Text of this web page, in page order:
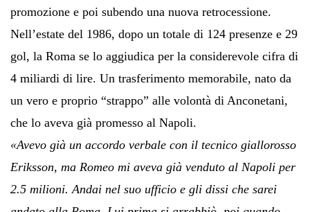
promozione e poi subendo una nuova retrocessione.
Nell’estate del 1986, dopo un totale di 124 presenze e 29
gol, la Roma se lo aggiudica per la considerevole cifra di
4 miliardi di lire. Un trasferimento memorabile, nato da
un vero e proprio “strappo” alle volontà di Anconetani,
che lo aveva già promesso al Napoli.
«Avevo già un accordo verbale con il tecnico giallorosso
Eriksson, ma Romeo mi aveva già venduto al Napoli per
2.5 milioni. Andai nel suo ufficio e gli dissi che sarei